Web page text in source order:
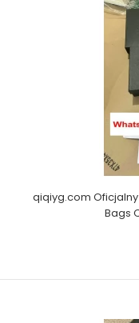
qiqiyg.com Oficjalny
Bags